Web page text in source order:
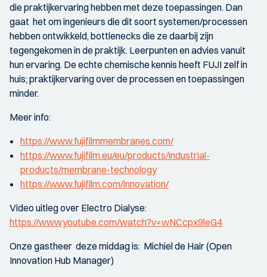
die praktijkervaring hebben met deze toepassingen. Dan
gaat het om ingenieurs die dit soort systemen/processen
hebben ontwikkeld, bottlenecks die ze daarbij zijn
tegengekomen in de praktijk. Leerpunten en advies vanuit
hun ervaring. De echte chemische kennis heeft FUJI zelf in
huis; praktijkervaring over de processen en toepassingen
minder.
Meer info:
https://www.fujifilmmembranes.com/
https://www.fujifilm.eu/eu/products/industrial-
products/membrane-technology
https://www.fujifilm.com/innovation/
Video uitleg over Electro Dialyse:
https://www.youtube.com/watch?v=wNCcpx9leG4
Onze gastheer deze middag is: Michiel de Hair (Open
Innovation Hub Manager)